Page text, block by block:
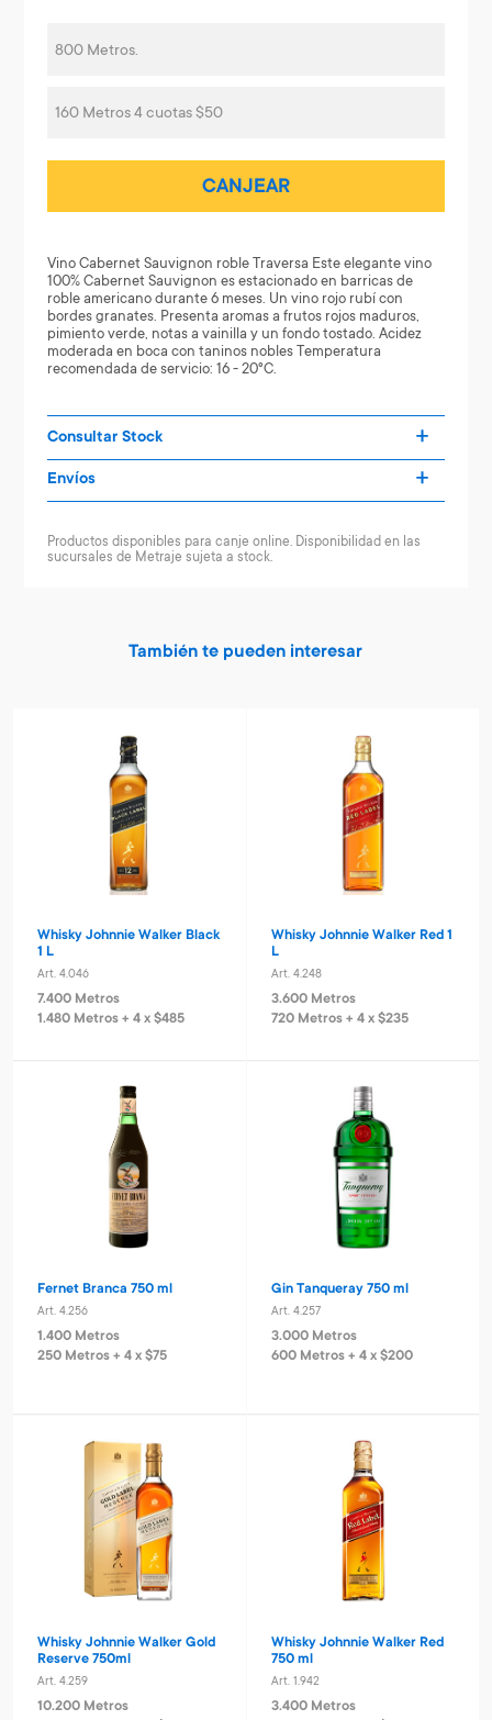
800 Metros.
160 Metros 4 cuotas $50
CANJEAR
Vino Cabernet Sauvignon roble Traversa Este elegante vino
100% Cabernet Sauvignon es estacionado en barricas de
roble americano durante 6 meses. Un vino rojo rubí con
bordes granates. Presenta aromas a frutos rojos maduros,
pimiento verde, notas a vainilla y un fondo tostado. Acidez
moderada en boca con taninos nobles Temperatura
recomendada de servicio: 16 - 20°C.
Consultar Stock
Envíos
Productos disponibles para canje online. Disponibilidad en las
sucursales de Metraje sujeta a stock.
También te pueden interesar
Whisky Johnnie Walker Black
1 L
Art. 4.046
7.400 Metros
1.480 Metros + 4 x $485
Whisky Johnnie Walker Red 1
L
Art. 4.248
3.600 Metros
720 Metros + 4 x $235
Fernet Branca 750 ml
Art. 4.256
1.400 Metros
250 Metros + 4 x $75
Gin Tanqueray 750 ml
Art. 4.257
3.000 Metros
600 Metros + 4 x $200
Whisky Johnnie Walker Gold
Reserve 750ml
Art. 4.259
10.200 Metros
Whisky Johnnie Walker Red
750 ml
Art. 1.942
3.400 Metros